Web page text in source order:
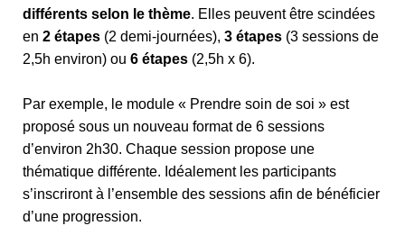
différents selon le thème. Elles peuvent être scindées
en 2 étapes (2 demi-journées), 3 étapes (3 sessions de
2,5h environ) ou 6 étapes (2,5h x 6).
Par exemple, le module « Prendre soin de soi » est
proposé sous un nouveau format de 6 sessions
d’environ 2h30. Chaque session propose une
thématique différente. Idéalement les participants
s’inscriront à l’ensemble des sessions afin de bénéficier
d’une progression.